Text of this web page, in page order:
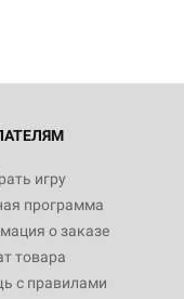
игру
программа
о заказе
товара
с правилами